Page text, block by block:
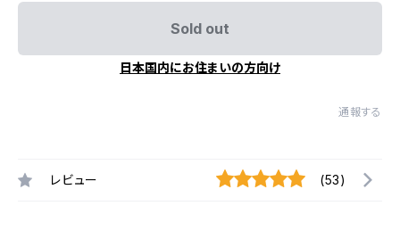
Sold out
日本国内にお住まいの方向け
通報する
レビュー (53)